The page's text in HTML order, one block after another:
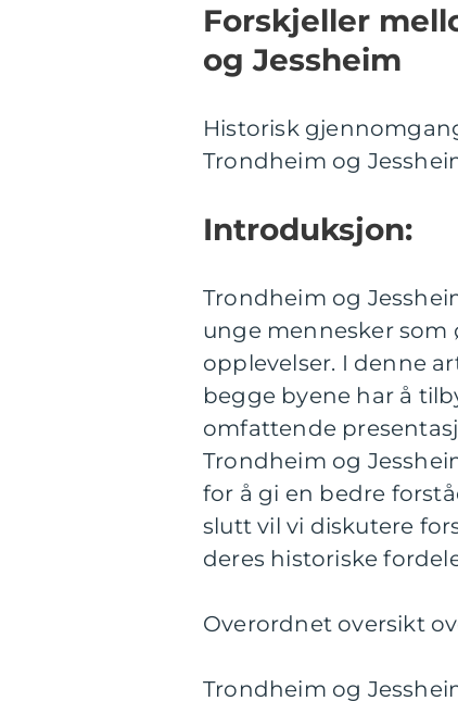
Forskjeller
og Jessheim
Historisk
Trondheim og
Introduksjon:
Trondheim og
unge mennesker som
opplevelser. I denne
begge byene har å
omfattende
Trondheim og
for å gi en bedre
slutt vil vi diskutere
deres historiske
Overordnet oversikt
Trondheim og